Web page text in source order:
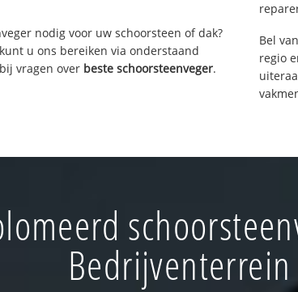
nodig voor uw schoorsteen of dak?
u ons bereiken via onderstaand
bij vragen over beste schoorsteenveger.
Bel
regio